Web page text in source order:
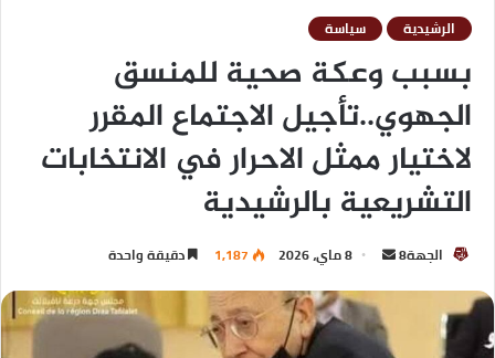
الرشيدية سياسة
بسبب وعكة صحية للمنسق
الجهوي..تأجيل الاجتماع المقرر
لاختيار ممثل الاحرار في الانتخابات
التشريعية بالرشيدية
الجهة8 8 ماي، 2026 1,187 دقيقة واحدة